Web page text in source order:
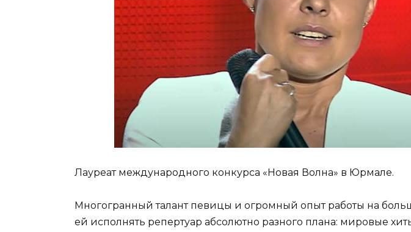
Лауреат международного конкурса «Новая Волна» в Юрмале.
Многогранный талант певицы и огромный опыт работы на
ей исполнять репертуар абсолютно разного плана: мировые